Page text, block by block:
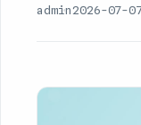
admin2026-07-